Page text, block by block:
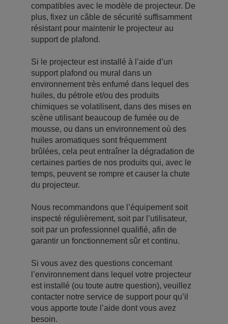
compatibles avec le modèle de projecteur. De
plus, fixez un câble de sécurité suffisamment
résistant pour maintenir le projecteur au
support de plafond.
Si le projecteur est installé à l’aide d’un
support plafond ou mural dans un
environnement très enfumé dans lequel des
huiles, du pétrole et/ou des produits
chimiques se volatilisent, dans des mises en
scène utilisant beaucoup de fumée ou de
mousse, ou dans un environnement où des
huiles aromatiques sont fréquemment
brûlées, cela peut entraîner la dégradation de
certaines parties de nos produits qui, avec le
temps, peuvent se rompre et causer la chute
du projecteur.
Nous recommandons que l’équipement soit
inspecté régulièrement, soit par l’utilisateur,
soit par un professionnel qualifié, afin de
garantir un fonctionnement sûr et continu.
Si vous avez des questions concernant
l’environnement dans lequel votre projecteur
est installé (ou toute autre question), veuillez
contacter notre service de support pour qu’il
vous apporte toute l’aide dont vous avez
besoin.